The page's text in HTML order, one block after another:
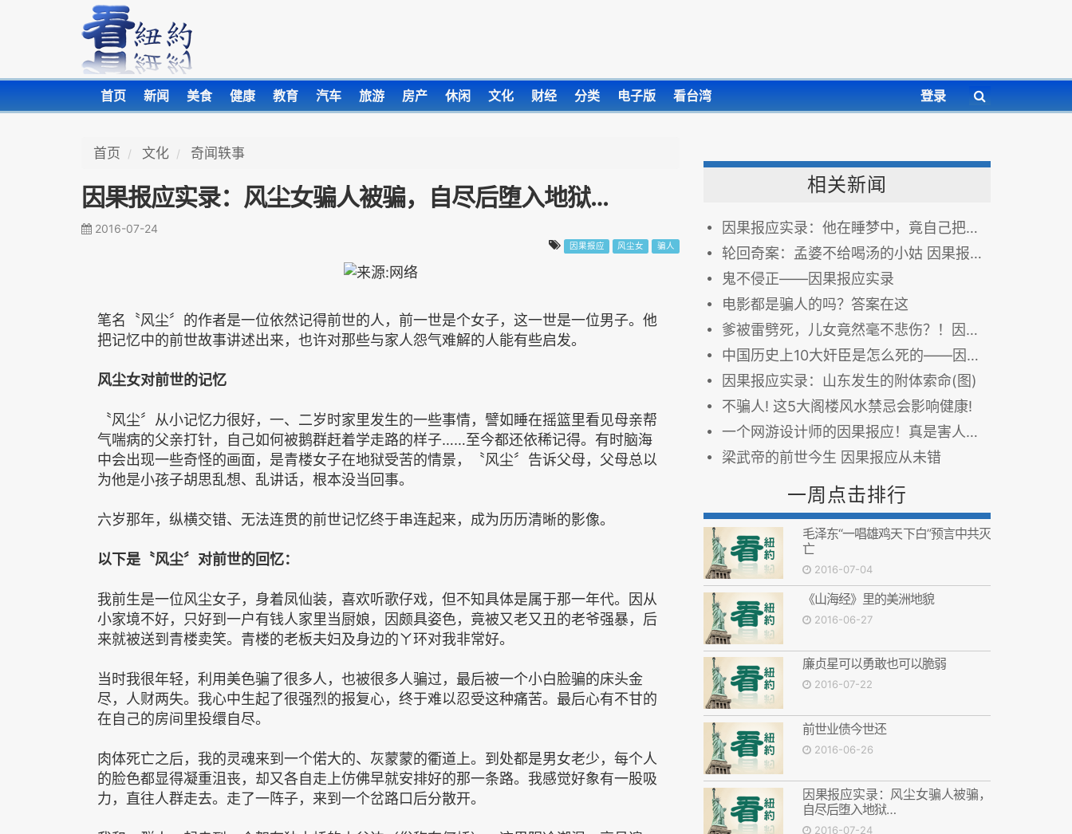
首页 新闻 美食 健康 教育 汽车 旅游 房产 休闲 文化 财经 分类 电子版 看台湾 登录
首页 文化 奇闻轶事
因果报应实录：风尘女骗人被骗，自尽后堕入地狱…
2016-07-24
因果报应 风尘女 骗人
笔名〝风尘〞的作者是一位依然记得前世的人，前一世是个女子，这一世是一位男子。他
把记忆中的前世故事讲述出来，也许对那些与家人怨气难解的人能有些启发。
风尘女对前世的记忆
〝风尘〞从小记忆力很好，一、二岁时家里发生的一些事情，譬如睡在摇篮里看见母亲帮
气喘病的父亲打针，自己如何被鹅群赶着学走路的样子……至今都还依稀记得。有时脑海
中会出现一些奇怪的画面，是青楼女子在地狱受苦的情景，〝风尘〞告诉父母，父母总以
为他是小孩子胡思乱想、乱讲话，根本没当回事。
六岁那年，纵横交错、无法连贯的前世记忆终于串连起来，成为历历清晰的影像。
以下是〝风尘〞对前世的回忆：
我前生是一位风尘女子，身着凤仙装，喜欢听歌仔戏，但不知具体是属于那一年代。因从
小家境不好，只好到一户有钱人家里当厨娘，因颇具姿色，竟被又老又丑的老爷强暴，后
来就被送到青楼卖笑。青楼的老板夫妇及身边的ㄚ环对我非常好。
当时我很年轻，利用美色骗了很多人，也被很多人骗过，最后被一个小白脸骗的床头金
尽，人财两失。我心中生起了很强烈的报复心，终于难以忍受这种痛苦。最后心有不甘的
在自己的房间里投缳自尽。
肉体死亡之后，我的灵魂来到一个偌大的、灰蒙蒙的衢道上。到处都是男女老少，每个人
的脸色都显得凝重沮丧，却又各自走上仿佛早就安排好的那一条路。我感觉好象有一股吸
力，直往人群走去。走了一阵子，来到一个岔路口后分散开。
相关新闻
因果报应实录：他在睡梦中，竟自己把小刀拍入肚中！
轮回奇案：孟婆不给喝汤的小姑 因果报应实录
鬼不侵正——因果报应实录
电影都是骗人的吗？答案在这
爹被雷劈死，儿女竟然毫不悲伤？！因果报应，一点不虚！
中国历史上10大奸臣是怎么死的——因果报应实录
因果报应实录：山东发生的附体索命(图)
不骗人! 这5大阁楼风水禁忌会影响健康!
一个网游设计师的因果报应！真是害人害己！（沉迷游戏的人必须看）
梁武帝的前世今生 因果报应从未错
一周点击排行
毛泽东“一唱雄鸡天下白”预言中共灭
亡
2016-07-04
《山海经》里的美洲地貌
2016-06-27
廉贞星可以勇敢也可以脆弱
2016-07-22
前世业债今世还
2016-06-26
因果报应实录：风尘女骗人被骗，
自尽后堕入地狱…
2016-07-24